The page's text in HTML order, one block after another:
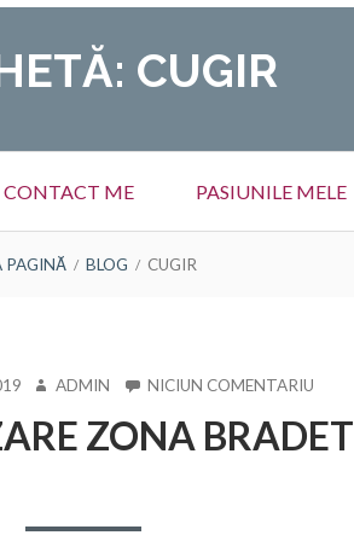
Meniu
social
CUGIR
CONTACT ME PASIUNILE MELE
PAGINĂ BLOG CUGIR
AUTOR
ADMIN NICIUN COMENTARIULA
ZONA BRADET